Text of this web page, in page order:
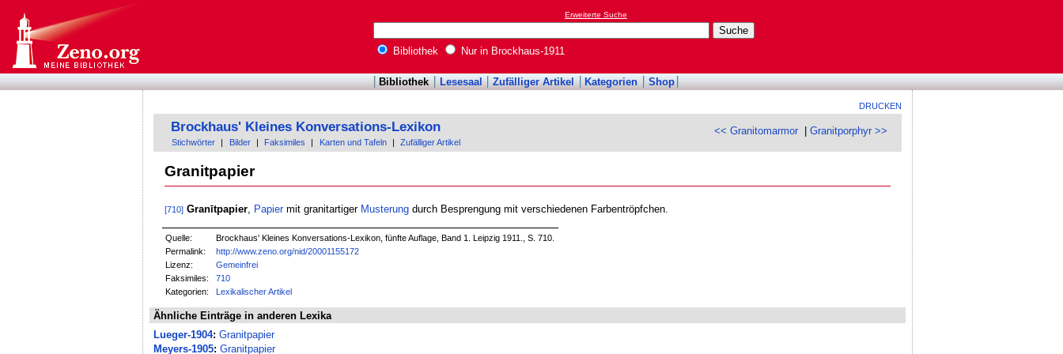
Erweiterte Suche
Bibliothek Nur in Brockhaus-1911
Bibliothek Lesesaal Zufälliger Artikel Kategorien Shop
DRUCKEN
<< Granitomarmor |Granitporphyr >>
Brockhaus' Kleines Konversations-Lexikon
Stichwörter Bilder Faksimiles Karten und Tafeln Zufälliger Artikel
Granitpapier
[710] Granītpapier, Papiermit granitartiger Musterungdurch Besprengung mit verschiedenen Farbentröpfchen.
Quelle:
Brockhaus' Kleines Konversations-Lexikon, fünfte Auflage, Band 1. Leipzig 1911., S. 710.
Permalink:
http://www.zeno.org/nid/20001155172
Lizenz:
Gemeinfrei
Faksimiles:
710
Kategorien:
Lexikalischer Artikel
Ähnliche Einträge in anderen Lexika
Lueger-1904: Granitpapier
Meyers-1905: Granitpapier